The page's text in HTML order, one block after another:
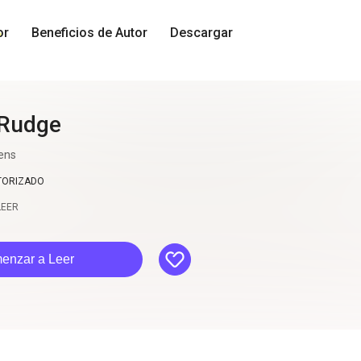
Beneficios de Autor Descargar
a Leer like